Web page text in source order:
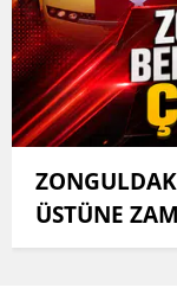
ÜSTÜNE ZAM